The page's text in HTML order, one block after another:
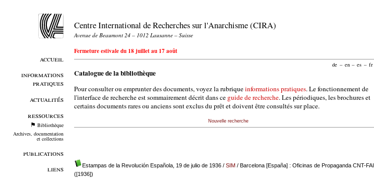
accueil
informations
pratiques
actualités
ressources
Bibliothèque
Archives, documentation
et collections
publications
liens
Centre International de Recherches sur l'Anarchisme (CIRA)
Avenue de Beaumont 24 – 1012 Lausanne – Suisse
Fermeture estivale du 18 juillet au 17 août
de – en – es – fr
Catalogue de la bibliothèque
Pour consulter ou emprunter des documents, voyez la rubriqueinformations pratiques. Le fonctionnement de
l'interface de recherche est sommairement décrit dans ce guide de recherche. Les périodiques, les brochures et
certains documents rares ou anciens sont exclus du prêt et doivent être consultés sur place.
Nouvelle recherche
Estampas de la Revolución Española, 19 de julio de 1936/ SIM/ Barcelona [España] : Oficinas de Propaganda CNT-FAI
([1936])